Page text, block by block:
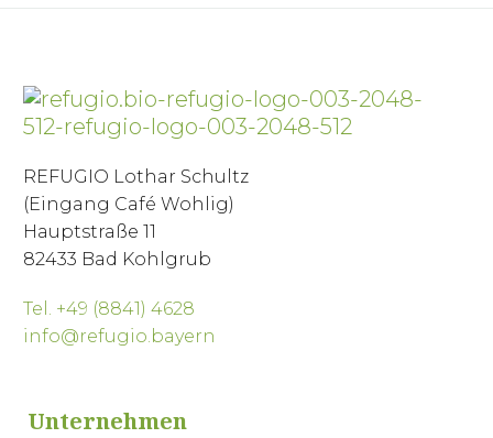
REFUGIO Lothar Schultz
(Eingang Café Wohlig)
Hauptstraße 11
82433 Bad Kohlgrub
Tel. +49 (8841) 4628
info@refugio.bayern
Unternehmen